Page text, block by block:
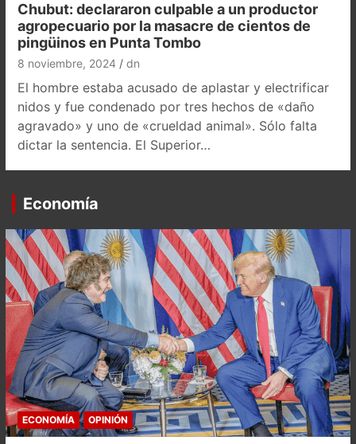
Chubut: declararon culpable a un productor
agropecuario por la masacre de cientos de
pingüinos en Punta Tombo
8 noviembre, 2024 dn
El hombre estaba acusado de aplastar y electrificar
nidos y fue condenado por tres hechos de «daño
agravado» y uno de «crueldad animal». Sólo falta
dictar la sentencia. El Superior…
Economía
ECONOMÍA OPINIÓN